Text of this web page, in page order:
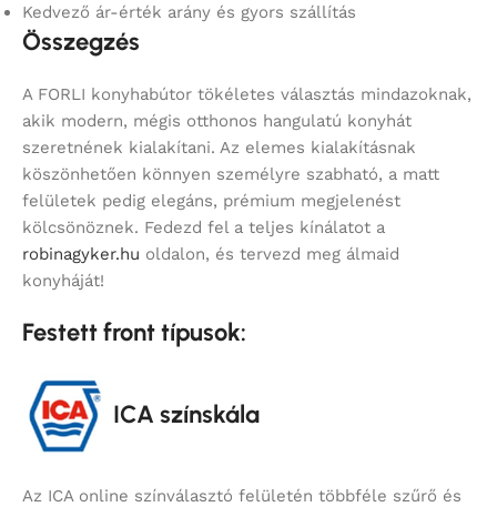
Kedvező ár-érték arány és gyors szállítás
Összegzés
A FORLI konyhabútor tökéletes választás mindazoknak,
akik modern, mégis otthonos hangulatú konyhát
szeretnének kialakítani. Az elemes kialakításnak
köszönhetően könnyen személyre szabható, a matt
felületek pedig elegáns, prémium megjelenést
kölcsönöznek. Fedezd fel a teljes kínálatot a
robinagyker.hu oldalon, és tervezd meg álmaid
konyháját!
Festett front típusok:
ICA színskála
Az ICA online színválasztó felületén többféle szűrő és